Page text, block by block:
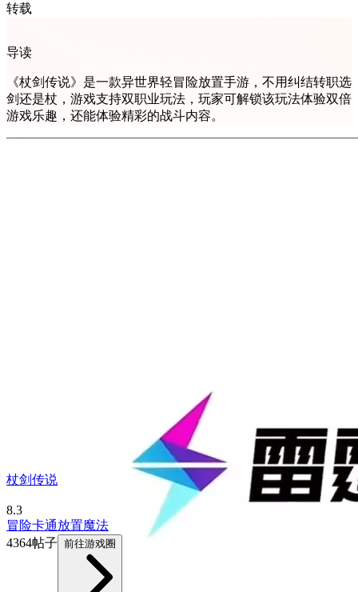
转载
导读
《杖剑传说》是一款异世界轻冒险放置手游，不用纠结转职选
剑还是杖，游戏支持双职业玩法，玩家可解锁该玩法体验双倍
游戏乐趣，还能体验精彩的战斗内容。
杖剑传说
8.3
冒险卡通放置魔法
4364帖子 前往游戏圈